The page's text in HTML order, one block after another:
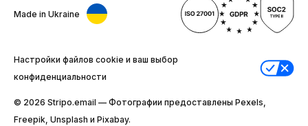
Made in Ukraine
Настройки файлов cookie и ваш выбор
конфиденциальности
© 2026 Stripо.email — Фотографии предоставлены Pexels,
Freepik, Unsplash и Pixabay.